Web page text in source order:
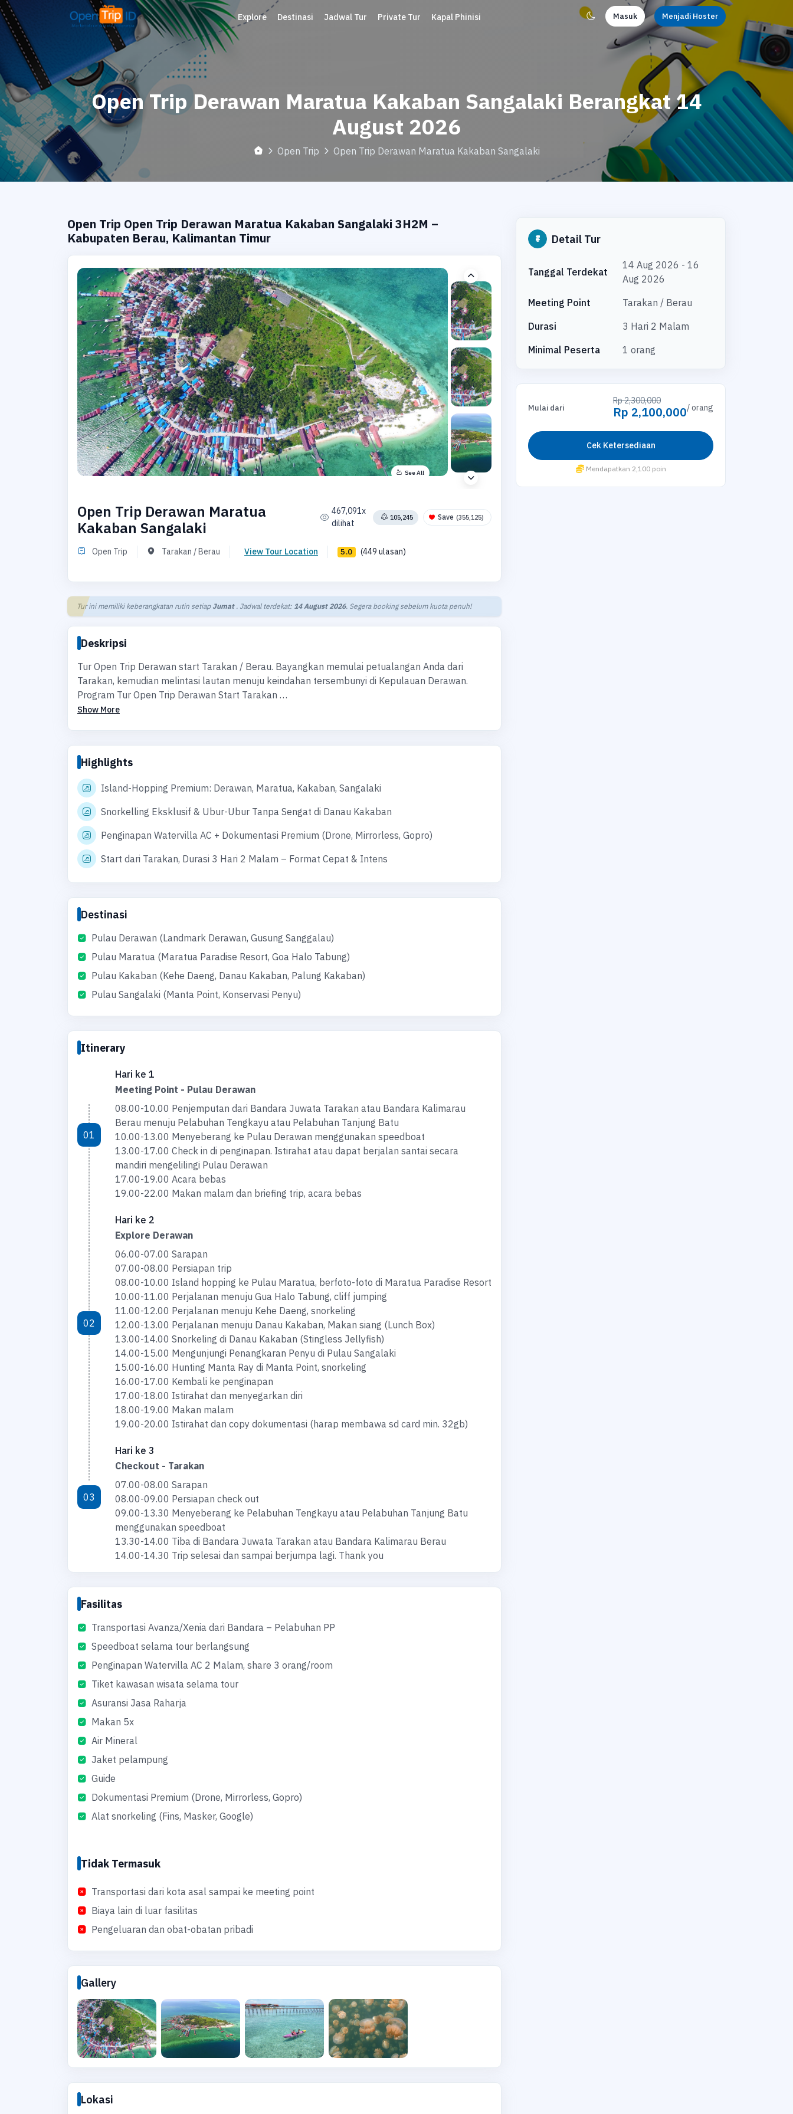
Explore Destinasi Jadwal Tur Private Tur Kapal Phinisi Masuk Menjadi Hoster
Open Trip Derawan Maratua Kakaban Sangalaki Berangkat 14
August 2026
Open Trip Open Trip Derawan Maratua Kakaban Sangalaki
Open Trip Open Trip Derawan Maratua Kakaban Sangalaki 3H2M –
Kabupaten Berau, Kalimantan Timur
See All
Open Trip Derawan Maratua
Kakaban Sangalaki
467,091x
dilihat
105,245 Save (355,125)
Open Trip Tarakan / Berau View Tour Location 5.0 (449 ulasan)
Tur ini memiliki keberangkatan rutin setiap Jumat . Jadwal terdekat: 14 August 2026. Segera booking sebelum kuota penuh!
Deskripsi
Tur Open Trip Derawan start Tarakan / Berau. Bayangkan memulai petualangan Anda dari
Tarakan, kemudian melintasi lautan menuju keindahan tersembunyi di Kepulauan Derawan.
Program Tur Open Trip Derawan Start Tarakan …
Show More
Highlights
Island-Hopping Premium: Derawan, Maratua, Kakaban, Sangalaki
Snorkelling Eksklusif & Ubur-Ubur Tanpa Sengat di Danau Kakaban
Penginapan Watervilla AC + Dokumentasi Premium (Drone, Mirrorless, Gopro)
Start dari Tarakan, Durasi 3 Hari 2 Malam – Format Cepat & Intens
Destinasi
Pulau Derawan (Landmark Derawan, Gusung Sanggalau)
Pulau Maratua (Maratua Paradise Resort, Goa Halo Tabung)
Pulau Kakaban (Kehe Daeng, Danau Kakaban, Palung Kakaban)
Pulau Sangalaki (Manta Point, Konservasi Penyu)
Itinerary
01
Hari ke 1
Meeting Point - Pulau Derawan
08.00-10.00 Penjemputan dari Bandara Juwata Tarakan atau Bandara Kalimarau
Berau menuju Pelabuhan Tengkayu atau Pelabuhan Tanjung Batu
10.00-13.00 Menyeberang ke Pulau Derawan menggunakan speedboat
13.00-17.00 Check in di penginapan. Istirahat atau dapat berjalan santai secara
mandiri mengelilingi Pulau Derawan
17.00-19.00 Acara bebas
19.00-22.00 Makan malam dan briefing trip, acara bebas
02
Hari ke 2
Explore Derawan
06.00-07.00 Sarapan
07.00-08.00 Persiapan trip
08.00-10.00 Island hopping ke Pulau Maratua, berfoto-foto di Maratua Paradise Resort
10.00-11.00 Perjalanan menuju Gua Halo Tabung, cliff jumping
11.00-12.00 Perjalanan menuju Kehe Daeng, snorkeling
12.00-13.00 Perjalanan menuju Danau Kakaban, Makan siang (Lunch Box)
13.00-14.00 Snorkeling di Danau Kakaban (Stingless Jellyfish)
14.00-15.00 Mengunjungi Penangkaran Penyu di Pulau Sangalaki
15.00-16.00 Hunting Manta Ray di Manta Point, snorkeling
16.00-17.00 Kembali ke penginapan
17.00-18.00 Istirahat dan menyegarkan diri
18.00-19.00 Makan malam
19.00-20.00 Istirahat dan copy dokumentasi (harap membawa sd card min. 32gb)
03
Hari ke 3
Checkout - Tarakan
07.00-08.00 Sarapan
08.00-09.00 Persiapan check out
09.00-13.30 Menyeberang ke Pelabuhan Tengkayu atau Pelabuhan Tanjung Batu
menggunakan speedboat
13.30-14.00 Tiba di Bandara Juwata Tarakan atau Bandara Kalimarau Berau
14.00-14.30 Trip selesai dan sampai berjumpa lagi. Thank you
Fasilitas
Transportasi Avanza/Xenia dari Bandara – Pelabuhan PP
Speedboat selama tour berlangsung
Penginapan Watervilla AC 2 Malam, share 3 orang/room
Tiket kawasan wisata selama tour
Asuransi Jasa Raharja
Makan 5x
Air Mineral
Jaket pelampung
Guide
Dokumentasi Premium (Drone, Mirrorless, Gopro)
Alat snorkeling (Fins, Masker, Google)
Tidak Termasuk
Transportasi dari kota asal sampai ke meeting point
Biaya lain di luar fasilitas
Pengeluaran dan obat-obatan pribadi
Gallery
Lokasi
Detail Tur
Tanggal Terdekat
14 Aug 2026 - 16
Aug 2026
Meeting Point
Tarakan / Berau
Durasi
3 Hari 2 Malam
Minimal Peserta
1 orang
Mulai dari
Rp 2,300,000
Rp 2,100,000/ orang
Cek Ketersediaan
Mendapatkan 2,100 poin